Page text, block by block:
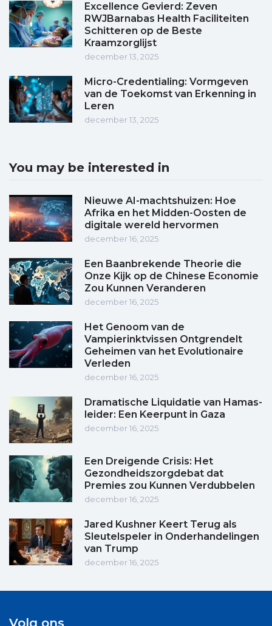
Excellence Gevierd: Zeven
RWJBarnabas Health Faciliteiten
Schitteren op de Beste
Kraamzorglijst
december 13, 2025
Micro-Credentialing: Vormgeven
van de Toekomst van Erkenning in
Leren
december 13, 2025
You may be interested in
Nieuwe AI-machtshuizen: Hoe
Afrika en het Midden-Oosten de
digitale wereld hervormen
december 16, 2025
Een Baanbrekende Theorie die
Onze Kijk op de Chinese Economie
Zou Kunnen Veranderen
december 16, 2025
Het Genoom van de
Vampierinktvissen Ontgrendelt
Geheimen van het Evolutionaire
Verleden
december 16, 2025
Dramatische Liquidatie van Hamas-
leider: Een Keerpunt in Gaza
december 16, 2025
Een Dreigende Crisis: Het
Gezondheidszorgdebat dat
Premies zou Kunnen Verdubbelen
december 16, 2025
Jared Kushner Keert Terug als
Sleutelspeler in Onderhandelingen
van Trump
december 16, 2025